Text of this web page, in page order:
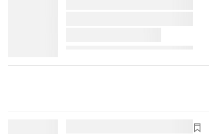
lorem ipsum dolor sit amet ...